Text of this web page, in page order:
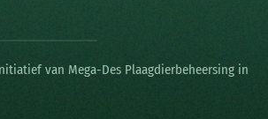
van Mega-Des Plaagdierbeheersing in